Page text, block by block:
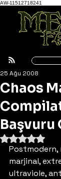
AW-11512718241
Chaos
Başvuru
25 Ağu 2008
5 üzerinden
Postmodern,
marjinal,
ultraviole,